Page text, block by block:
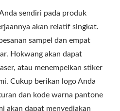
sendiri pada produk
akan relatif singkat.
sampel dan empat
Hokwang akan dapat
atau menempelkan stiker
Cukup berikan logo Anda
dan kode warna pantone
akan dapat menyediakan